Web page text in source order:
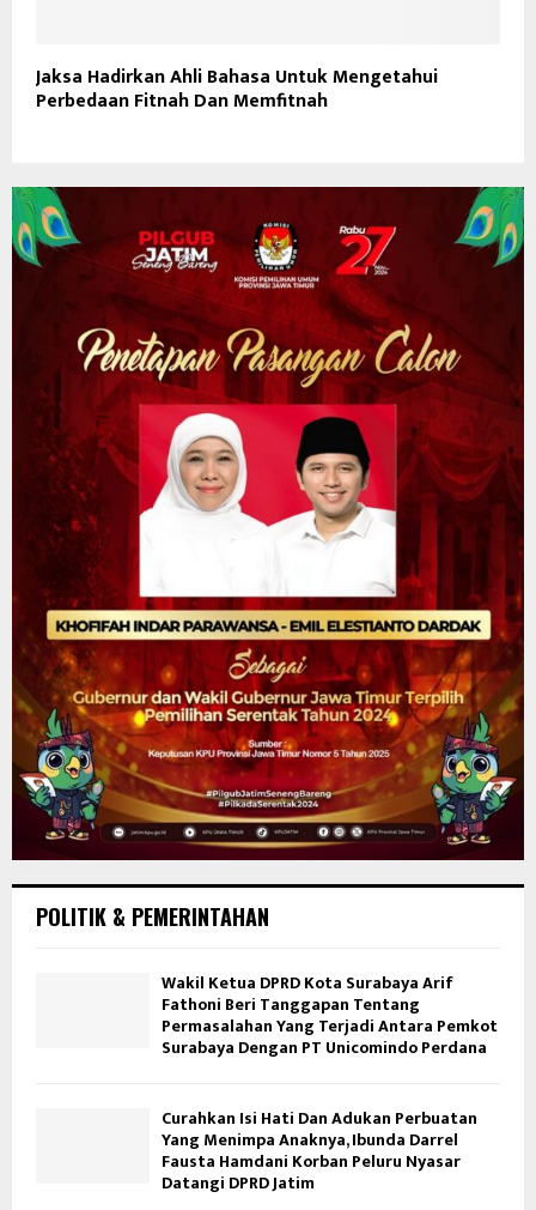
Jaksa Hadirkan Ahli Bahasa Untuk Mengetahui
Perbedaan Fitnah Dan Memfitnah
POLITIK & PEMERINTAHAN
Wakil Ketua DPRD Kota Surabaya Arif
Fathoni Beri Tanggapan Tentang
Permasalahan Yang Terjadi Antara Pemkot
Surabaya Dengan PT Unicomindo Perdana
Curahkan Isi Hati Dan Adukan Perbuatan
Yang Menimpa Anaknya, Ibunda Darrel
Fausta Hamdani Korban Peluru Nyasar
Datangi DPRD Jatim